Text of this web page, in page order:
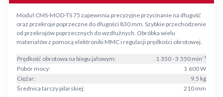
Moduł CMS-MOD-TS 75 zapewnnia precyzyjne przycinanie na długość
oraz przekroje poprzeczne do długości 830 mm. Szybkie przechodzenie
od przekrojów poprzecznych do wzdłużnych. Obróbka wielu
materiałów z pomocą elektroniki MMC i regulacji prędkości obrotowej.
Prędkość obrotowa na biegu jałowym:
1 350 - 3 550 min⁻¹
Pobór mocy:
1 600 W
Ciężar:
9,5 kg
Średnica tarczy pilarskiej:
210 mm